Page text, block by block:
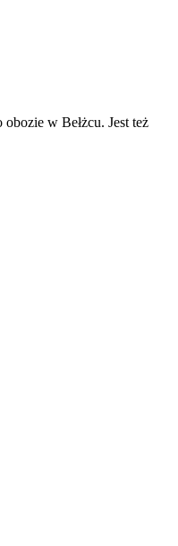
w Bełżcu. Jest też